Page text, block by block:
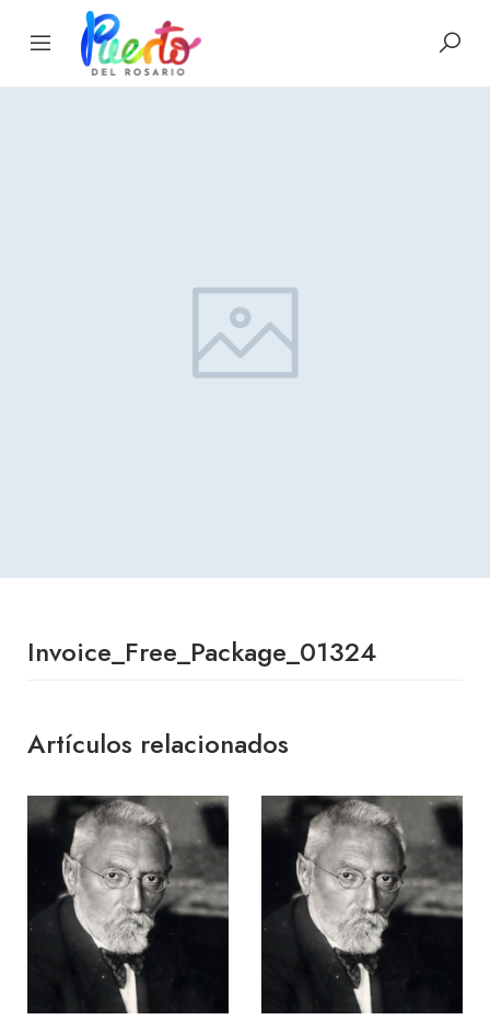
Invoice_Free_Package_01324
Artículos relacionados